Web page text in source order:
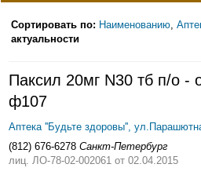
Сортировать по: Наименованию
актуальности
Паксил 20мг N30 тб п/о -
ф107
Аптека ''Будьте здоровы'',
(812) 676-6278 Санкт-Петербург
лиц. ЛО-78-02-002061 от 02.04.2015